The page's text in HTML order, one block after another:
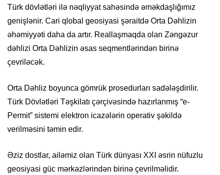
Türk dövlətləri ilə nəqliyyat sahəsində əməkdaşlığımız
genişlənir. Cari qlobal geosiyasi şəraitdə Orta Dəhlizin
əhəmiyyəti daha da artır. Reallaşmaqda olan Zəngəzur
dəhlizi Orta Dəhlizin əsas seqmentlərindən birinə
çevriləcək.
Orta Dəhliz boyunca gömrük prosedurları sadələşdirilir.
Türk Dövlətləri Təşkilatı çərçivəsində hazırlanmış “e-
Permit” sistemi elektron icazələrin operativ şəkildə
verilməsini təmin edir.
Əziz dostlar, ailəmiz olan Türk dünyası XXI əsrin nüfuzlu
geosiyasi güc mərkəzlərindən birinə çevrilməlidir.